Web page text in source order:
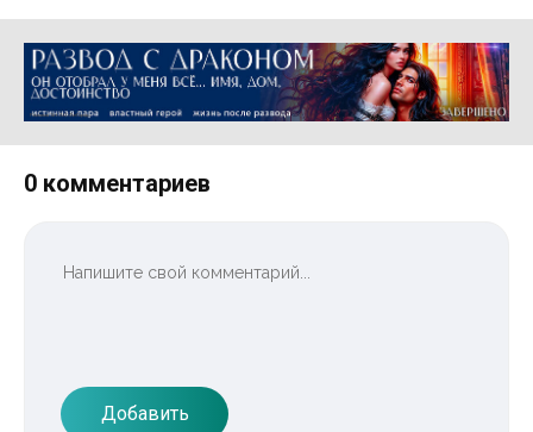
Реклама 16+ АО «ЛитГород»
0 комментариев
Добавить